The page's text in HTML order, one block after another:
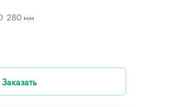
280 мм
Заказать